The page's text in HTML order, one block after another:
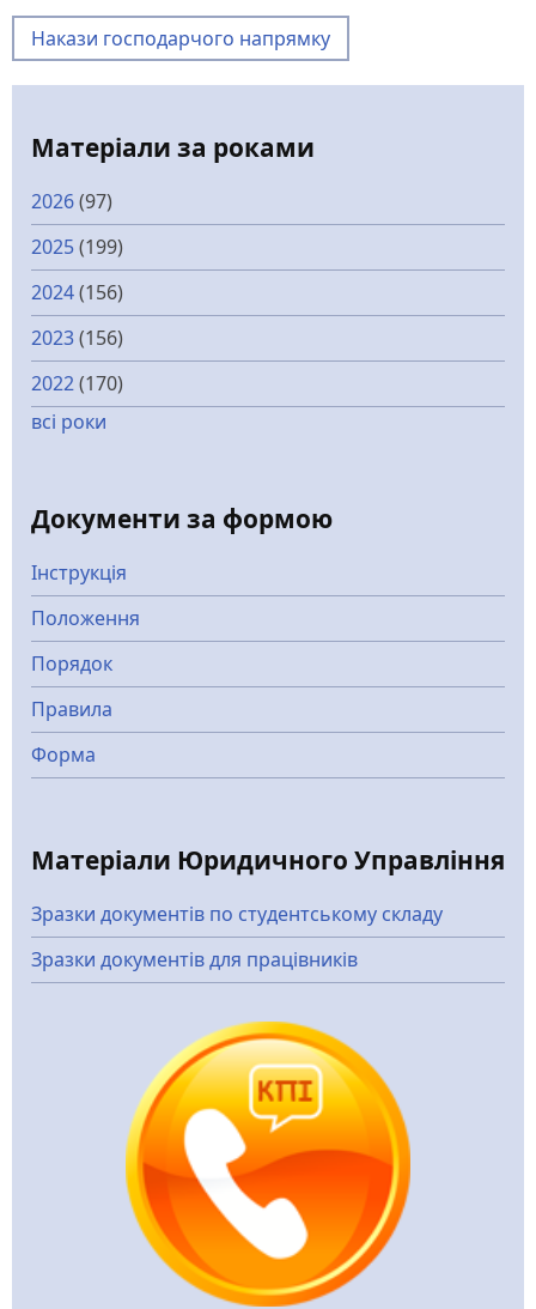
Накази господарчого напрямку
Матеріали за роками
2026(97)
2025(199)
2024(156)
2023(156)
2022(170)
всі роки
Документи за формою
Інструкція
Положення
Порядок
Правила
Форма
Матеріали Юридичного Управління
Зразки документів по студентському складу
Зразки документів для працівників